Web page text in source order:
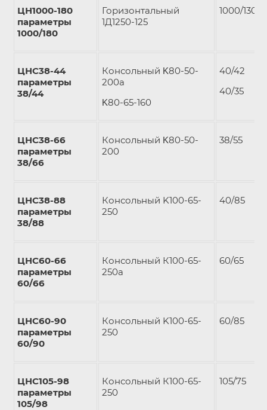
ЦН1000-180
параметры
1000/180
Горизонтальный
1Д1250-125
1000/130
ЦНС38-44
параметры
38/44
Консольный Κ80-50-
200а
Κ80-65-160
40/42
40/35
ЦНС38-66
параметры
38/66
Консольный Κ80-50-
200
38/55
ЦНС38-88
параметры
38/88
Консольный K100-65-
250
40/85
ЦНС60-66
параметры
60/66
Консольный К100-65-
250а
60/65
ЦНС60-90
параметры
60/90
Консольный K100-65-
250
60/85
ЦНС105-98
параметры
105/98
Консольный К100-65-
250
105/75